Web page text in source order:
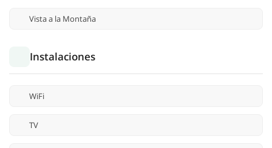
Vista a la Montaña
Instalaciones
WiFi
TV